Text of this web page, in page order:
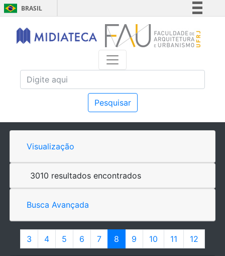
BRASIL
Simplifique!
Comunica BR
Acesso à informação
Pesquisar
Visualização
3010 resultados encontrados
Busca Avançada
3 4 5 6 7 8 9 10 11 12